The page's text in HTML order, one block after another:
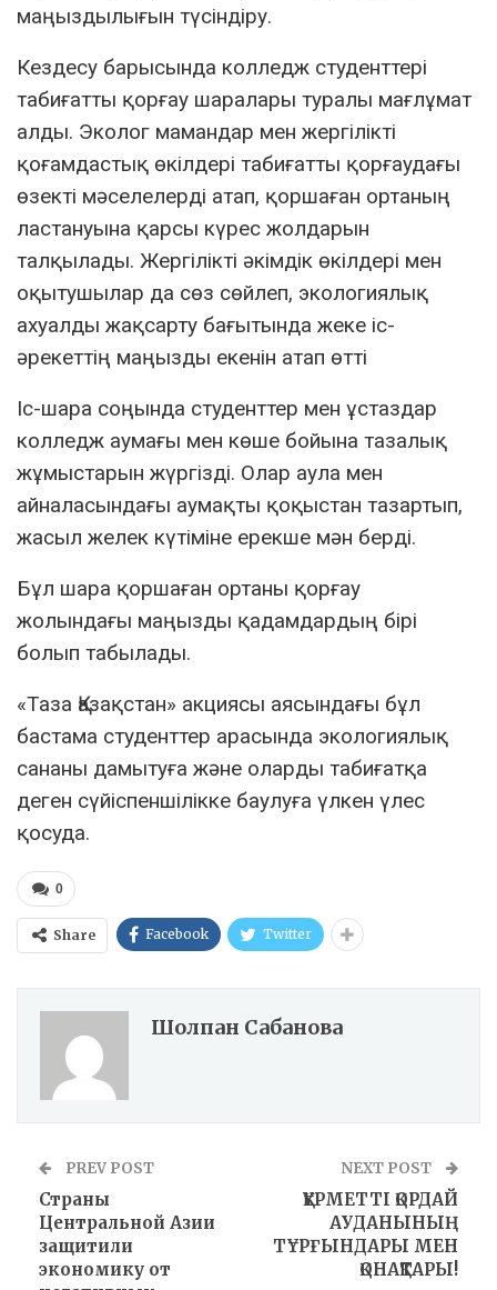
маңыздылығын түсіндіру.
Кездесу барысында колледж студенттері
табиғатты қорғау шаралары туралы мағлұмат
алды. Эколог мамандар мен жергілікті
қоғамдастық өкілдері табиғатты қорғаудағы
өзекті мәселелерді атап, қоршаған ортаның
ластануына қарсы күрес жолдарын
талқылады. Жергілікті әкімдік өкілдері мен
оқытушылар да сөз сөйлеп, экологиялық
ахуалды жақсарту бағытында жеке іс-
әрекеттің маңызды екенін атап өтті
Іс-шара соңында студенттер мен ұстаздар
колледж аумағы мен көше бойына тазалық
жұмыстарын жүргізді. Олар аула мен
айналасындағы аумақты қоқыстан тазартып,
жасыл желек күтіміне ерекше мән берді.
Бұл шара қоршаған ортаны қорғау
жолындағы маңызды қадамдардың бірі
болып табылады.
«Таза Қазақстан» акциясы аясындағы бұл
бастама студенттер арасында экологиялық
сананы дамытуға және оларды табиғатқа
деген сүйіспеншілікке баулуға үлкен үлес
қосуда.
0
Share Facebook Twitter
Шолпан Сабанова
PREV POST
Страны
Центральной Азии
защитили
экономику от
NEXT POST
ҚҰРМЕТТІ ҚОРДАЙ
АУДАНЫНЫҢ
ТҰРҒЫНДАРЫ МЕН
ҚОНАҚТАРЫ!